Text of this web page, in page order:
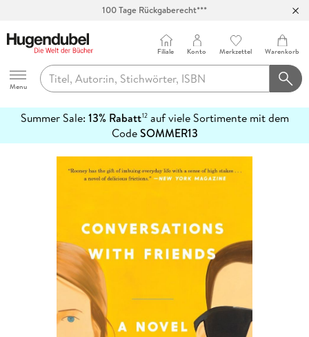
100 Tage Rückgaberecht***
Hugendubel
Menu
Filiale Konto Merkzettel Warenkorb
Summer Sale: 13% Rabatt12auf viele Sortimente mit dem
CodeSOMMER13
erfahren